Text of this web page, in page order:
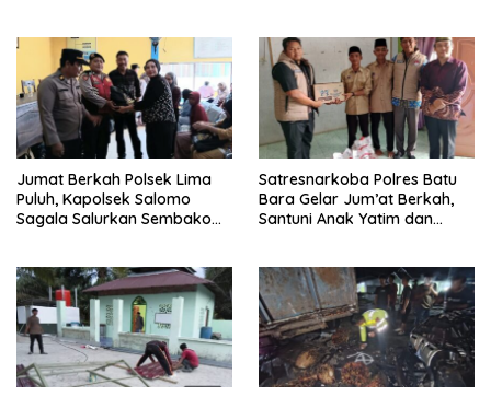
0208/Asahan
Jumat Berkah Polsek Lima
Puluh, Kapolsek Salomo
Sagala Salurkan Sembako
Satresnarkoba Polres Batu
Bara Gelar Jum’at Berkah,
Santuni Anak Yatim dan